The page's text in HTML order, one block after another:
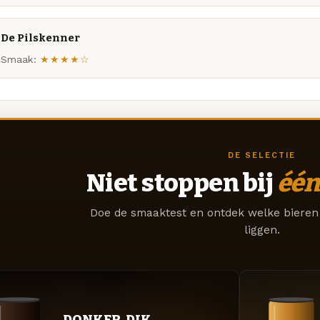
De Pilskenner
Smaak: ★★★★☆
DE SELECTIE
Niet stoppen bij één
Doe de smaaktest en ontdek welke
liggen.